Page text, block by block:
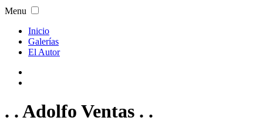
Menu
Inicio
Galerías
El Autor
. . Adolfo Ventas . .